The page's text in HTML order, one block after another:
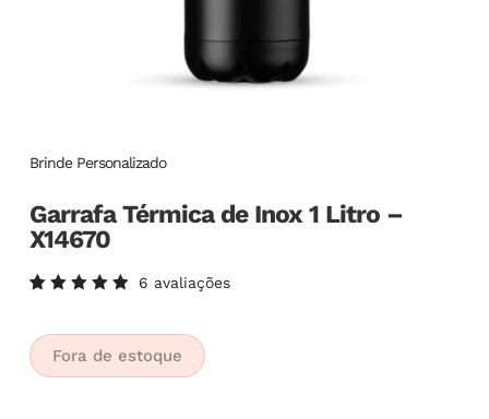
Brinde Personalizado
Garrafa Térmica de Inox 1 Litro –
X14670
5.00de
5, com
baseado
em
6 avaliações
Fora de estoque